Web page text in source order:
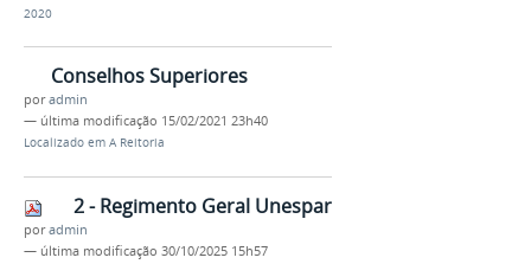
2020
Conselhos Superiores
poradmin
— última modificação 15/02/2021 23h40
Localizado em A Reitoria
2 - Regimento Geral Unespar
poradmin
— última modificação 30/10/2025 15h57